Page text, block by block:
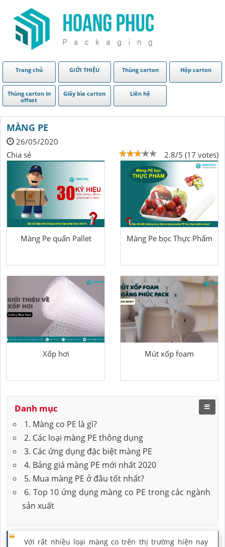
Trang chủ GIỚI THIỆU Thùng carton Hộp carton
Thùng carton in
offset
Giấy bìa carton Liên hệ
MÀNG PE
26/05/2020
2.8/5 (17 votes)
Chia sẻ
Màng Pe quấn Pallet Màng Pe bọc Thực Phẩm
Xốp hơi Mút xốp foam
Danh mục
1. Màng co PE là gì?
2. Các loại màng PE thông dụng
3. Các ứng dụng đặc biệt màng PE
4. Bảng giá màng PE mới nhất 2020
5. Mua màng PE ở đâu tốt nhất?
6. Top 10 ứng dụng màng co PE trong các ngành
sản xuất
Với rất nhiều loại màng co trên thị trường hiện nay